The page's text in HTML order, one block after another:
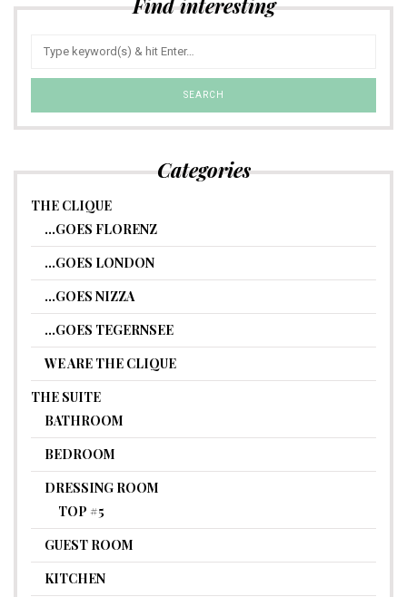
Categories
THE CLIQUE
…GOES FLORENZ
…GOES LONDON
…GOES NIZZA
…GOES TEGERNSEE
WE ARE THE CLIQUE
THE SUITE
BATHROOM
BEDROOM
DRESSING ROOM
TOP #5
GUEST ROOM
KITCHEN